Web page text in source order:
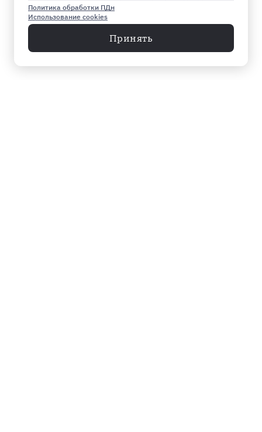
Политика обработки ПДн
Использование cookies
Принять